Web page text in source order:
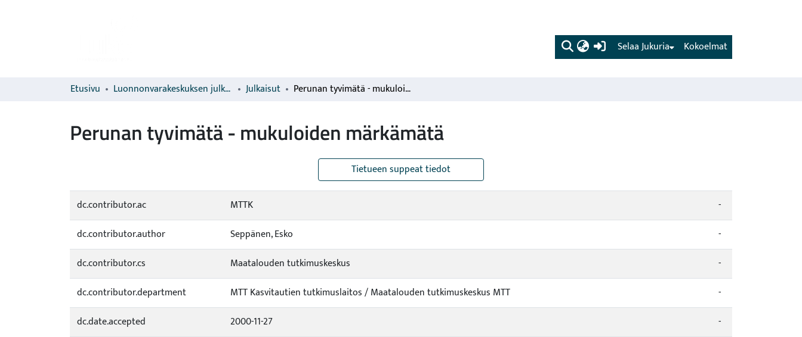
(current) Kokoelmat
Selaa Jukuria
Etusivu Luonnonvarakeskuksen julkaisut Julkaisut Perunan tyvimätä - mukuloiden märkämätä
Perunan tyvimätä - mukuloiden märkämätä
Tietueen suppeat tiedot
dc.contributor.ac MTTK
-
dc.contributor.author
Seppänen, Esko
-
dc.contributor.cs
Maatalouden tutkimuskeskus
-
dc.contributor.department
MTT Kasvitautien tutkimuslaitos / Maatalouden tutkimuskeskus MTT
-
dc.date.accepted
2000-11-27
-